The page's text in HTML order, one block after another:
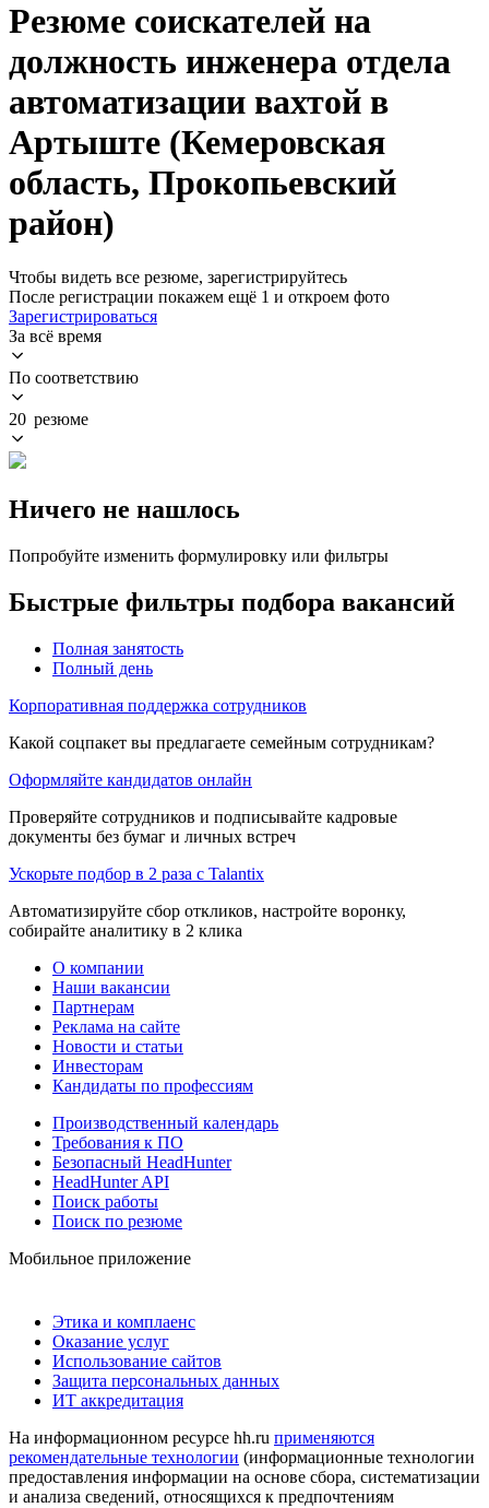
Резюме соискателей на
должность инженера отдела
автоматизации вахтой в
Артыште (Кемеровская
область, Прокопьевский
район)
Чтобы видеть все резюме, зарегистрируйтесь
После регистрации покажем ещё 1 и откроем фото
Зарегистрироваться
За всё время
По соответствию
20 резюме
Ничего не нашлось
Попробуйте изменить формулировку или фильтры
Быстрые фильтры подбора вакансий
Полная занятость
Полный день
Корпоративная поддержка сотрудников
Какой соцпакет вы предлагаете семейным сотрудникам?
Оформляйте кандидатов онлайн
Проверяйте сотрудников и подписывайте кадровые
документы без бумаг и личных встреч
Ускорьте подбор в 2 раза с Talantix
Автоматизируйте сбор откликов, настройте воронку,
собирайте аналитику в 2 клика
О компании
Наши вакансии
Партнерам
Реклама на сайте
Новости и статьи
Инвесторам
Кандидаты по профессиям
Производственный календарь
Требования к ПО
Безопасный HeadHunter
HeadHunter API
Поиск работы
Поиск по резюме
Мобильное приложение
Этика и комплаенс
Оказание услуг
Использование сайтов
Защита персональных данных
ИТ аккредитация
На информационном ресурсе hh.ru применяются
рекомендательные технологии (информационные технологии
предоставления информации на основе сбора, систематизации
и анализа сведений, относящихся к предпочтениям